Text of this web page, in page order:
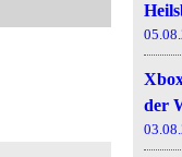
der